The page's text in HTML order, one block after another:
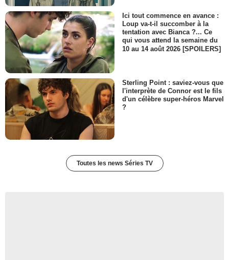
Ici tout commence en avance :
Loup va-t-il succomber à la
tentation avec Bianca ?... Ce
qui vous attend la semaine du
10 au 14 août 2026 [SPOILERS]
Sterling Point : saviez-vous que
l'interprète de Connor est le fils
d'un célèbre super-héros Marvel
?
Toutes les news Séries TV